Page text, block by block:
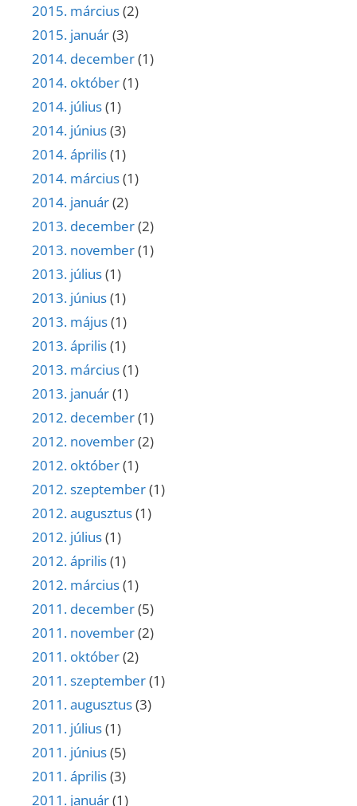
2015. március(2)
2015. január(3)
2014. december(1)
2014. október(1)
2014. július(1)
2014. június(3)
2014. április(1)
2014. március(1)
2014. január(2)
2013. december(2)
2013. november(1)
2013. július(1)
2013. június(1)
2013. május(1)
2013. április(1)
2013. március(1)
2013. január(1)
2012. december(1)
2012. november(2)
2012. október(1)
2012. szeptember(1)
2012. augusztus(1)
2012. július(1)
2012. április(1)
2012. március(1)
2011. december(5)
2011. november(2)
2011. október(2)
2011. szeptember(1)
2011. augusztus(3)
2011. július(1)
2011. június(5)
2011. április(3)
2011. január(1)